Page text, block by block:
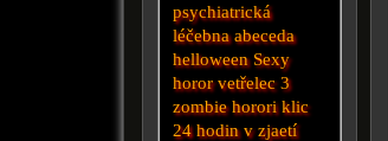
psychiatrická
léčebna abeceda
helloween Sexy
horor vetřelec 3
zombie horori klic
24 hodin v zjaetí